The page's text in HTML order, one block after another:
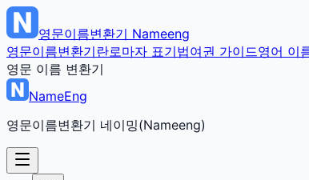
영문이름변환기 Nameeng
영문이름변환기란로마자 표기법여권 가이드영어 이
영문 이름 변환기
NameEng
영문이름변환기 네이밍(Nameeng)